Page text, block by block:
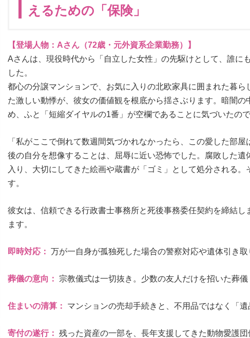
えるための「保険」
【登場人物：Aさん（72歳・元外資系企業勤務）】
Aさんは、現役時代から「自立した女性」の先駆けとして、誰に
した。
都心の分譲マンションで、お気に入りの北欧家具に囲まれた暮ら
た激しい動悸が、彼女の価値観を根底から揺さぶります。暗闇の
め、ふと「短縮ダイヤルの1番」が空欄であることに気づいたので
「私がここで倒れて数週間気づかれなかったら、この愛した部
後の自分を想像することは、屈辱に近い恐怖でした。腐敗した遺
入り、大切にしてきた絵画や蔵書が「ゴミ」として処分される
す。
彼女は、信頼できる行政書士事務所と死後事務委任契約を締結し
ます。
即時対応： 万が一自身が孤独死した場合の警察対応や遺体引き取
葬儀の意向： 宗教儀式は一切抜き。少数の友人だけを招いた葬儀
住まいの清算： マンションの売却手続きと、不用品ではなく「遺
寄付の遂行： 残った資産の一部を、長年支援してきた動物愛護団